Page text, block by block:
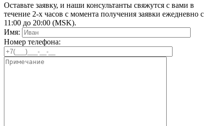
Оставьте заявку, и наши консультанты свяжутся с вами в
течение 2-х часов с момента получения заявки ежедневно с
11:00 до 20:00 (MSK).
Имя:
Номер телефона: